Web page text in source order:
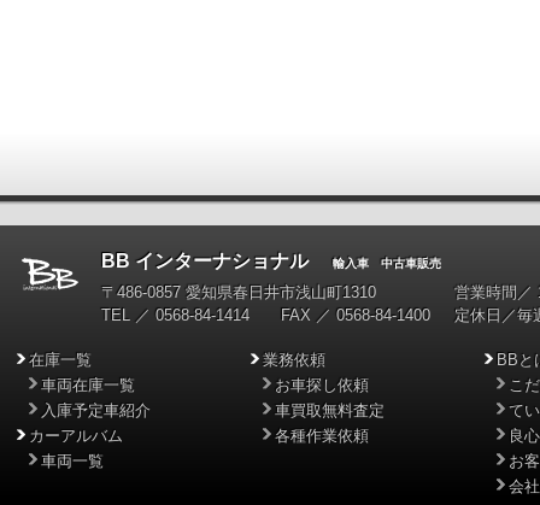
BB インターナショナル輸入車 中古車販売
〒486-0857 愛知県春日井市浅山町1310
TEL ／ 0568-84-1414 FAX ／ 0568-84-1400
営業時間／
定休日／毎
在庫一覧
車両在庫一覧
入庫予定車紹介
カーアルバム
車両一覧
業務依頼
お車探し依頼
車買取無料査定
各種作業依頼
BBと
こ
て
良
お
会